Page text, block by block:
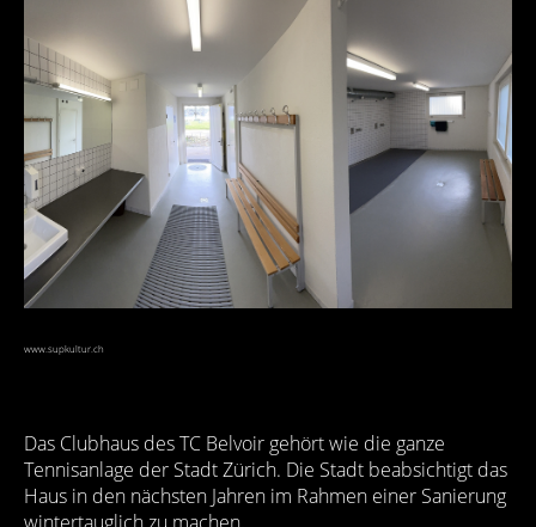
www.supkultur.ch
Das Clubhaus des TC Belvoir gehört wie die ganze
Tennisanlage der Stadt Zürich. Die Stadt beabsichtigt das
Haus in den nächsten Jahren im Rahmen einer Sanierung